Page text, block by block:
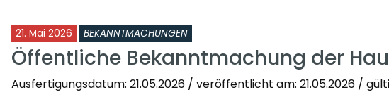
21. Mai 2026 BEKANNTMACHUNGEN
Öffentliche Bekanntmachung der
Ausfertigungsdatum: 21.05.2026 / veröffentlicht am: 21.05.2026 /